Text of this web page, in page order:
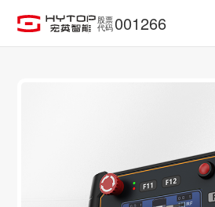
股票
代码 001266